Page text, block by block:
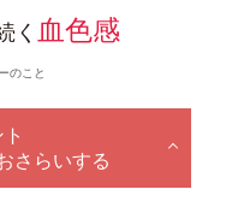
く 血色感
のこと
さらいする